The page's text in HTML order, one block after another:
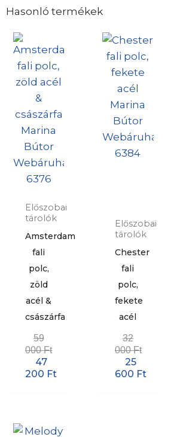
Hasonló termékek
Előszobai
tárolók
Amsterdam
fali
polc,
zöld
acél &
császárfa
59
000Ft
47
200 Ft
Előszobai
tárolók
Chester
fali
polc,
fekete
acél
32
000Ft
25
600 Ft